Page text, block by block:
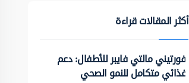
أكثر المقالات قراءة
فورتيني مالتي فايبر للأطفال: دعم
غذائي متكامل للنمو الصحي